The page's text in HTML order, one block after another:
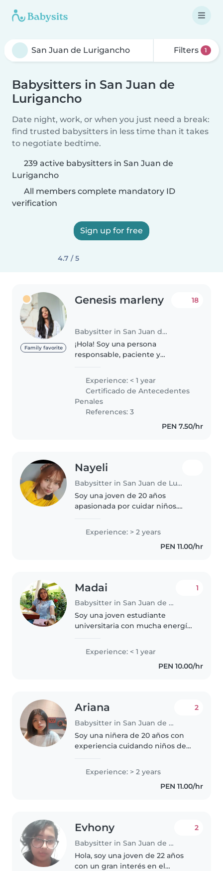
Filters 1
Babysitters in San Juan de
Lurigancho
Date night, work, or when you just need a break:
find trusted babysitters in less time than it takes
to negotiate bedtime.
239 active babysitters in San Juan de
Lurigancho
All members complete mandatory ID
verification
Sign up for free
4.7 / 5
Family favorite
Genesis marleny
Babysitter in San Juan de Lurigancho
18
¡Hola! Soy una persona
responsable, paciente y
por el cuidado de niños. Aunque
soy nueva en el cuidado de
niños, tengo habilidades como
dibujar, leer..
Experience: < 1 year
Certificado de Antecedentes
Penales
References: 3
PEN 7.50/hr
Nayeli
Babysitter in San Juan de Lurigancho
Soy una joven de 20 años
apasionada por cuidar niños.
niños de diferentes edades,
desde preescolares hasta
Experience: > 2 years
PEN 11.00/hr
Madai
Babysitter in San Juan de Lurigancho
1
Soy una joven estudiante
universitaria con mucha energía
experiencia cuidando a niños en
edad preescolar y en edad de
guardería, y me encanta
Experience: < 1 year
PEN 10.00/hr
Ariana
Babysitter in San Juan de Lurigancho
2
Soy una niñera de 20 años con
experiencia cuidando niños de
paciente y muy atenta con ellos.
Me gusta acompañarlos con
juegos, cuentos y actividades..
Experience: > 2 years
PEN 11.00/hr
Evhony
Babysitter in San Juan de Lurigancho
2
Hola, soy una joven de 22 años
con un gran interés en el